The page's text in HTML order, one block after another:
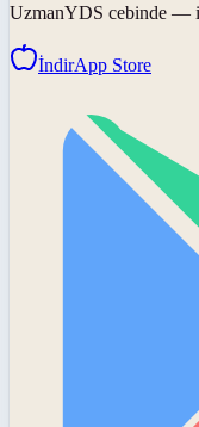
UzmanYDS cebinde —
İndirApp Store